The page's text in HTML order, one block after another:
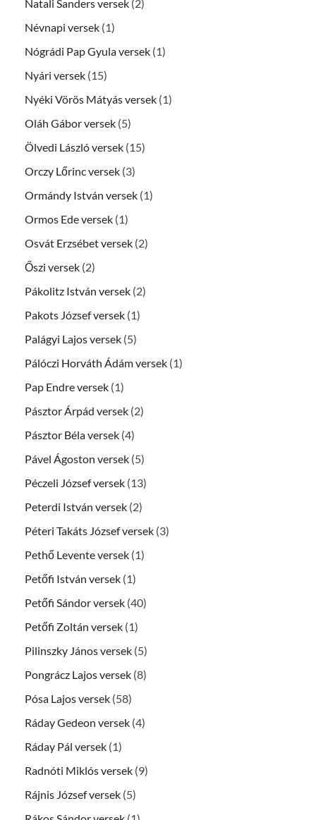
Natali Sanders versek (2)
Névnapi versek (1)
Nógrádi Pap Gyula versek (1)
Nyári versek (15)
Nyéki Vörös Mátyás versek (1)
Oláh Gábor versek (5)
Ölvedi László versek (15)
Orczy Lőrinc versek (3)
Ormándy István versek (1)
Ormos Ede versek (1)
Osvát Erzsébet versek (2)
Őszi versek (2)
Pákolitz István versek (2)
Pakots József versek (1)
Palágyi Lajos versek (5)
Pálóczi Horváth Ádám versek (1)
Pap Endre versek (1)
Pásztor Árpád versek (2)
Pásztor Béla versek (4)
Pável Ágoston versek (5)
Péczeli József versek (13)
Peterdi István versek (2)
Péteri Takáts József versek (3)
Pethő Levente versek (1)
Petőfi István versek (1)
Petőfi Sándor versek (40)
Petőfi Zoltán versek (1)
Pilinszky János versek (5)
Pongrácz Lajos versek (8)
Pósa Lajos versek (58)
Ráday Gedeon versek (4)
Ráday Pál versek (1)
Radnóti Miklós versek (9)
Rájnis József versek (5)